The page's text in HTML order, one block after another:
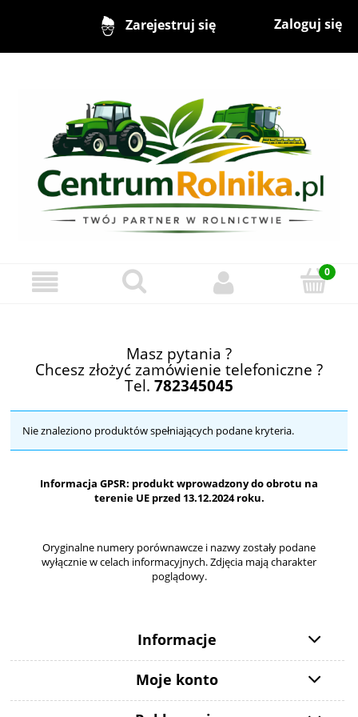
Zarejestruj się Zaloguj się
Masz pytania ?
Chcesz złożyć zamówienie telefoniczne ?
Tel. 782345045
Nie znaleziono produktów spełniających podane kryteria.
Informacja GPSR: produkt wprowadzony do obrotu na
terenie UE przed 13.12.2024 roku.
Oryginalne numery porównawcze i nazwy zostały podane
wyłącznie w celach informacyjnych. Zdjęcia mają charakter
poglądowy.
Informacje
Moje konto